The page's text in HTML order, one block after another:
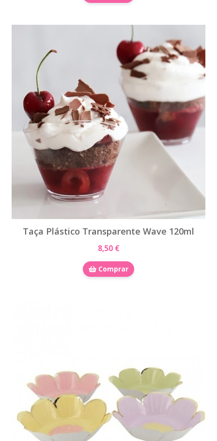
Taça Plástico Transparente Wave 120ml
8,50 €
Comprar